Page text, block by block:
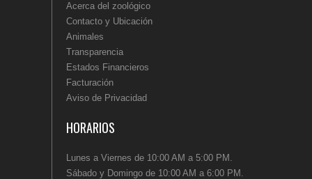
Acerca del zoológico
Contacto y Ubicación
Animales
Transparencia
Estados Financieros
Facturación
Aviso de Privacidad
HORARIOS
Lunes a Viernes de 10:00 AM a 5:00 PM.
Sábado y Domingo de 10:00 AM a 6:00 PM.